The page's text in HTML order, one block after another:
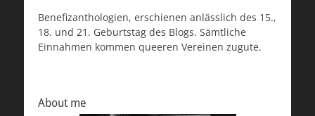
Benefizanthologien, erschienen anlässlich des 15.,
18. und 21. Geburtstag des Blogs. Sämtliche
Einnahmen kommen queeren Vereinen zugute.
About me